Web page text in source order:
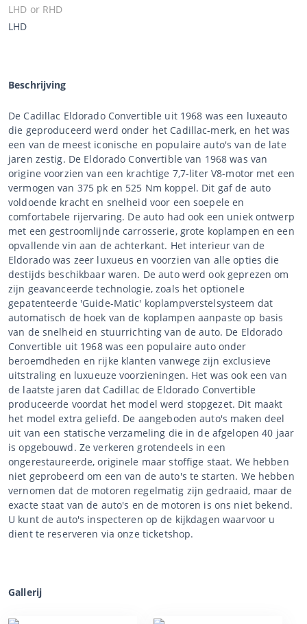
LHD or RHD
LHD
Beschrijving
De Cadillac Eldorado Convertible uit 1968 was een luxeauto
die geproduceerd werd onder het Cadillac-merk, en het was
een van de meest iconische en populaire auto's van de late
jaren zestig. De Eldorado Convertible van 1968 was van
origine voorzien van een krachtige 7,7-liter V8-motor met een
vermogen van 375 pk en 525 Nm koppel. Dit gaf de auto
voldoende kracht en snelheid voor een soepele en
comfortabele rijervaring. De auto had ook een uniek ontwerp
met een gestroomlijnde carrosserie, grote koplampen en een
opvallende vin aan de achterkant. Het interieur van de
Eldorado was zeer luxueus en voorzien van alle opties die
destijds beschikbaar waren. De auto werd ook geprezen om
zijn geavanceerde technologie, zoals het optionele
gepatenteerde 'Guide-Matic' koplampverstelsysteem dat
automatisch de hoek van de koplampen aanpaste op basis
van de snelheid en stuurrichting van de auto. De Eldorado
Convertible uit 1968 was een populaire auto onder
beroemdheden en rijke klanten vanwege zijn exclusieve
uitstraling en luxueuze voorzieningen. Het was ook een van
de laatste jaren dat Cadillac de Eldorado Convertible
produceerde voordat het model werd stopgezet. Dit maakt
het model extra geliefd. De aangeboden auto's maken deel
uit van een statische verzameling die in de afgelopen 40 jaar
is opgebouwd. Ze verkeren grotendeels in een
ongerestaureerde, originele maar stoffige staat. We hebben
niet geprobeerd om een van de auto's te starten. We hebben
vernomen dat de motoren regelmatig zijn gedraaid, maar de
exacte staat van de auto's en de motoren is ons niet bekend.
U kunt de auto's inspecteren op de kijkdagen waarvoor u
dient te reserveren via onze ticketshop.
Gallerij